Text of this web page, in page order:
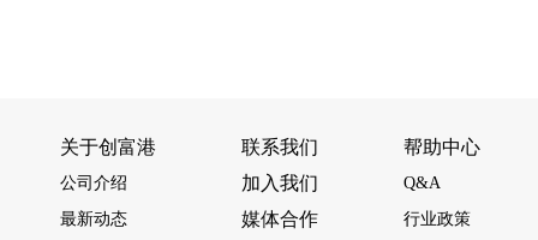
关于创富港
公司介绍
最新动态
联系我们
加入我们
媒体合作
帮助中心
Q&A
行业政策